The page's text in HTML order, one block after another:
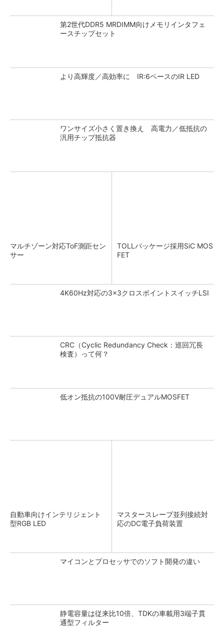
第2世代DDR5 MRDIMM向けメモリインタフェ
ースチップセット
より高輝度／高効率に IR:6ベースのIR LED
ワンサイズ小さく置き換え 高電力／低抵抗の
汎用チップ抵抗器
マルチゾーン対応ToF測距セン
サー
TOLLパッケージ採用SiC MOS
FET
4K60Hz対応の3×3クロスポイントスイッチLSI
CRC（Cyclic Redundancy Check：巡回冗長
検査）って何？
低オン抵抗の100V耐圧デュアルMOSFET
自動車向けインテリジェント
型RGB LED
マスタースレーブ並列接続対
応のDC電子負荷装置
マイコンとプロセッサでのソフト開発の違い
静電容量は従来比10倍、TDKの車載用3端子貫
通型フィルター